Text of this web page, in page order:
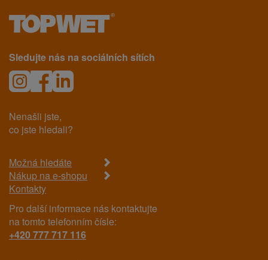
Sledujte nás na sociálních sítích
Nenašli jste,
co jste hledali?
Možná hledáte
Nákup na e-shopu
Kontakty
Pro další informace nás kontaktujte
na tomto telefonním čísle:
+420 777 717 116